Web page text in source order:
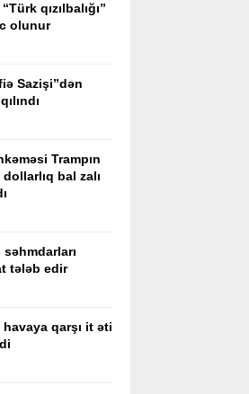
qızılbalığı”
olunur
Sazişi”dən
Trampın
bal zalı
tələb edir
qarşı it əti